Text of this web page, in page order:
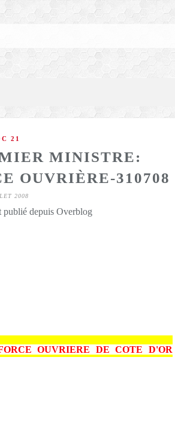
21
MINISTRE:
OUVRIÈRE-310708
2008
depuis Overblog
OUVRIERE
DE COTE D'OR